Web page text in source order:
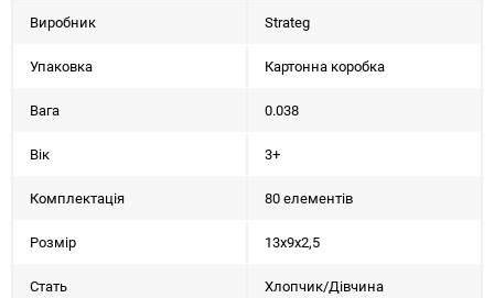
Виробник
Strateg
Упаковка Картонна коробка
Вага 0.038
Вік 3+
Комплектація 80 елементів
Розмір 13х9х2,5
Стать Хлопчик/Дiвчина